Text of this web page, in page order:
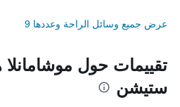
عرض جميع وسائل الراحة وعددها 9
تقييمات حول
ستيشن